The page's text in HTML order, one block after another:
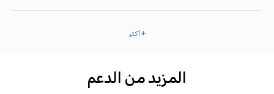
+ أكثر
المزيد من الدعم